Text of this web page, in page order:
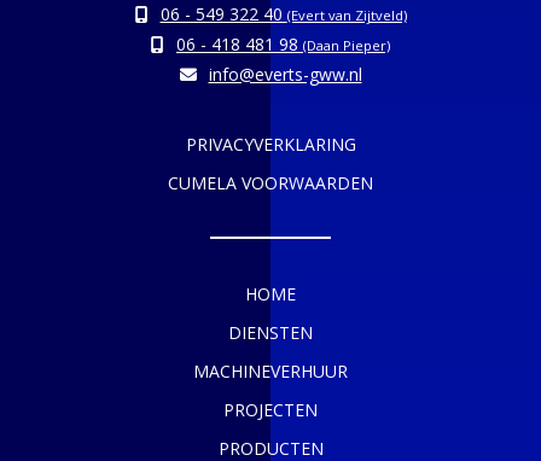
06 - 549 322 40 (Evert van Zijtveld)
06 - 418 481 98 (Daan Pieper)
info@everts-gww.nl
PRIVACYVERKLARING
CUMELA VOORWAARDEN
HOME
DIENSTEN
MACHINEVERHUUR
PROJECTEN
PRODUCTEN